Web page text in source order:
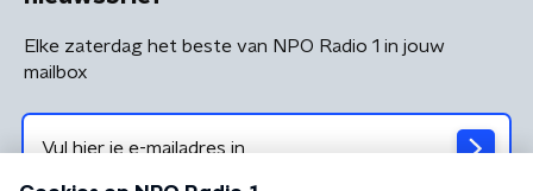
Elke zaterdag het beste van NPO Radio 1 in jouw
mailbox